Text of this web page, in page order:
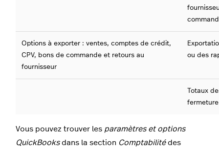
Options à exporter : ventes, comptes de crédit,
CPV, bons de commande et retours au
fournisseur
ou des
Totaux
fermeture
Vous pouvez trouver les paramètres et options
QuickBooksdans la section Comptabilitédes